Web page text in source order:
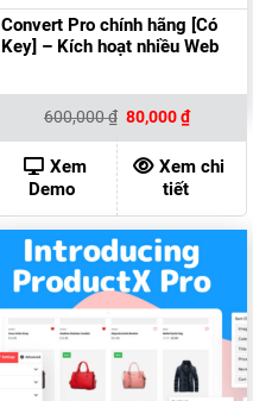
Convert Pro chính hãng [Có
Key] – Kích hoạt nhiều Web
600,000₫ Giá
gốc
là:
600,000 ₫.
80,000₫Giá
hiện
tại
là:
80,000
Xem
Demo
Xem chi
tiết